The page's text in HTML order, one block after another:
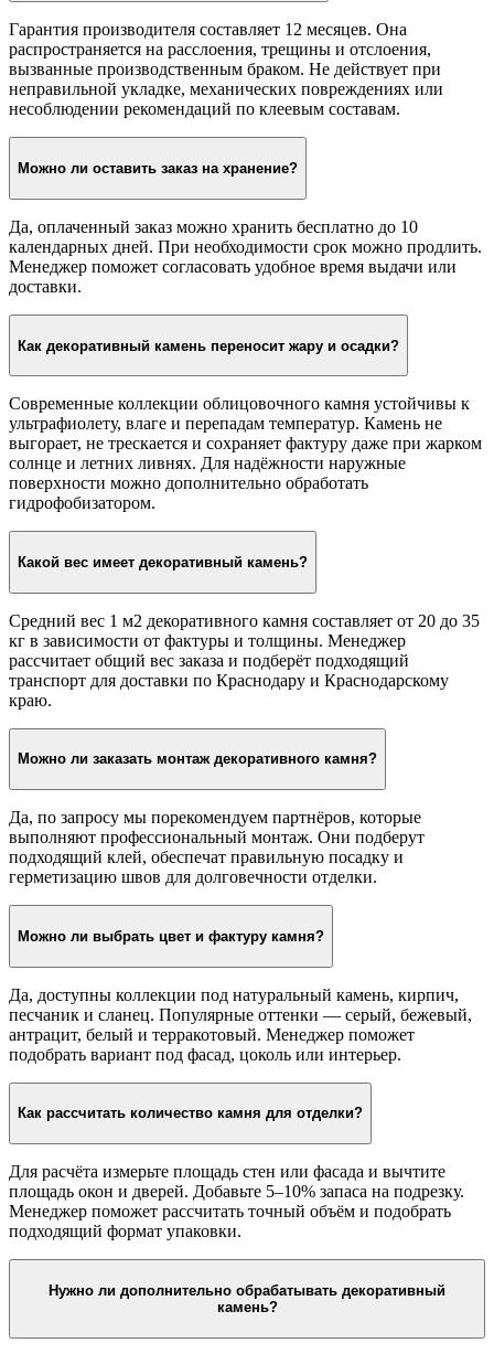
Гарантия производителя составляет 12 месяцев. Она
распространяется на расслоения, трещины и отслоения,
вызванные производственным браком. Не действует при
неправильной укладке, механических повреждениях или
несоблюдении рекомендаций по клеевым составам.
Можно ли оставить заказ на хранение?
Да, оплаченный заказ можно хранить бесплатно до 10
календарных дней. При необходимости срок можно продлить.
Менеджер поможет согласовать удобное время выдачи или
доставки.
Как декоративный камень переносит жару и осадки?
Современные коллекции облицовочного камня устойчивы к
ультрафиолету, влаге и перепадам температур. Камень не
выгорает, не трескается и сохраняет фактуру даже при жарком
солнце и летних ливнях. Для надёжности наружные
поверхности можно дополнительно обработать
гидрофобизатором.
Какой вес имеет декоративный камень?
Средний вес 1 м2 декоративного камня составляет от 20 до 35
кг в зависимости от фактуры и толщины. Менеджер
рассчитает общий вес заказа и подберёт подходящий
транспорт для доставки по Краснодару и Краснодарскому
краю.
Можно ли заказать монтаж декоративного камня?
Да, по запросу мы порекомендуем партнёров, которые
выполняют профессиональный монтаж. Они подберут
подходящий клей, обеспечат правильную посадку и
герметизацию швов для долговечности отделки.
Можно ли выбрать цвет и фактуру камня?
Да, доступны коллекции под натуральный камень, кирпич,
песчаник и сланец. Популярные оттенки — серый, бежевый,
антрацит, белый и терракотовый. Менеджер поможет
подобрать вариант под фасад, цоколь или интерьер.
Как рассчитать количество камня для отделки?
Для расчёта измерьте площадь стен или фасада и вычтите
площадь окон и дверей. Добавьте 5–10% запаса на подрезку.
Менеджер поможет рассчитать точный объём и подобрать
подходящий формат упаковки.
Нужно ли дополнительно обрабатывать декоративный
камень?